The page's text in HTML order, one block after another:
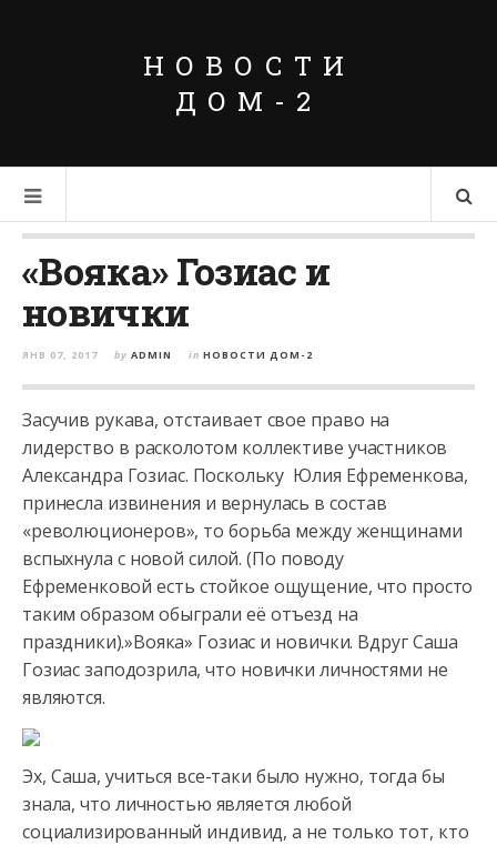
НОВОСТИ
ДОМ-2
«Вояка» Гозиас и
новички
ЯНВ 07, 2017 by ADMIN in НОВОСТИ ДОМ-2
Засучив рукава, отстаивает свое право на
лидерство в расколотом коллективе участников
Александра Гозиас. Поскольку Юлия Ефременкова,
принесла извинения и вернулась в состав
«революционеров», то борьба между женщинами
вспыхнула с новой силой. (По поводу
Ефременковой есть стойкое ощущение, что просто
таким образом обыграли её отъезд на
праздники).»Вояка» Гозиас и новички. Вдруг Саша
Гозиас заподозрила, что новички личностями не
являются.
Эх, Саша, учиться все-таки было нужно, тогда бы
знала, что личностью является любой
социализированный индивид, а не только тот, кто